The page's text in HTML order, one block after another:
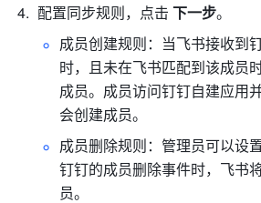
配置同步规则，点击 下一步。
成员创建规则：当飞书接收到
时，且未在飞书匹配到该成员
成员。成员访问钉钉自建应用
会创建成员。
成员删除规则：管理员可以设
钉钉的成员删除事件时，飞书
员。